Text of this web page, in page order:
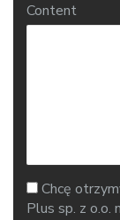
Content
Chcę
Plus sp. z o.o.